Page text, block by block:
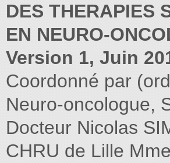
DES THERAPIES
EN NEURO-
Version 1, Juin
Coordonné par
Neuro-oncologue,
Docteur Nicolas
CHRU de Lille